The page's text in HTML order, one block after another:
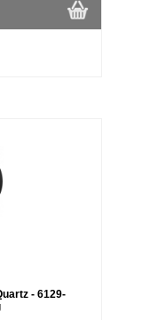
- 6129-